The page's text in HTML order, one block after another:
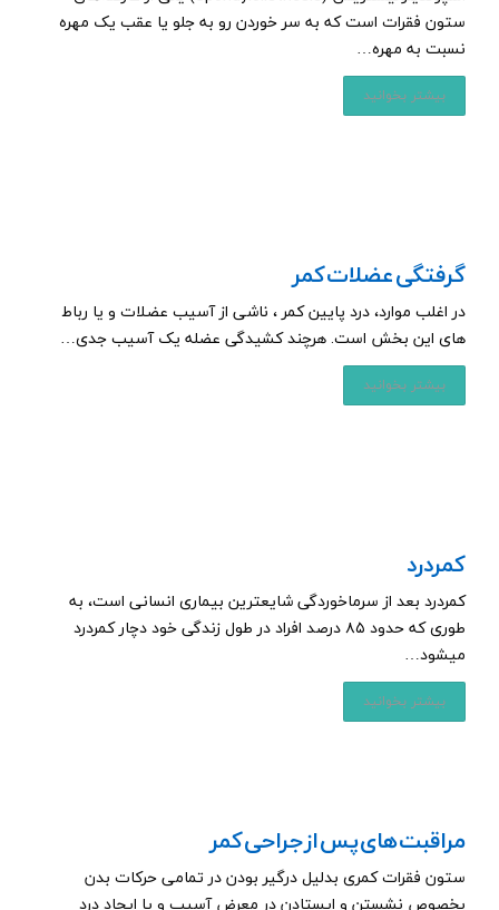
ستون فقرات است که به سر خوردن رو به جلو یا عقب یک مهره
نسبت به مهره…
بیشتر بخوانید
گرفتگی عضلات کمر
در اغلب موارد، درد پایین کمر ، ناشی از آسیب عضلات و یا رباط
های این بخش است. هرچند کشیدگی عضله یک آسیب جدی…
بیشتر بخوانید
کمردرد
کمردرد بعد از سرماخوردگی شایعترین بیماری انسانی است، به
طوری که حدود ۸۵ درصد افراد در طول زندگی خود دچار کمردرد
میشود…
بیشتر بخوانید
مراقبت های پس از جراحی کمر
ستون فقرات کمری بدلیل درگیر بودن در تمامی حرکات بدن
بخصوص نشستن و ایستادن در معرض آسیب و یا ایجاد درد